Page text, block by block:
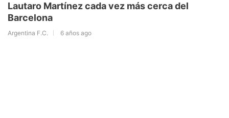
Lautaro Martínez cada vez más cerca del
Barcelona
Argentina F.C. 6 años ago